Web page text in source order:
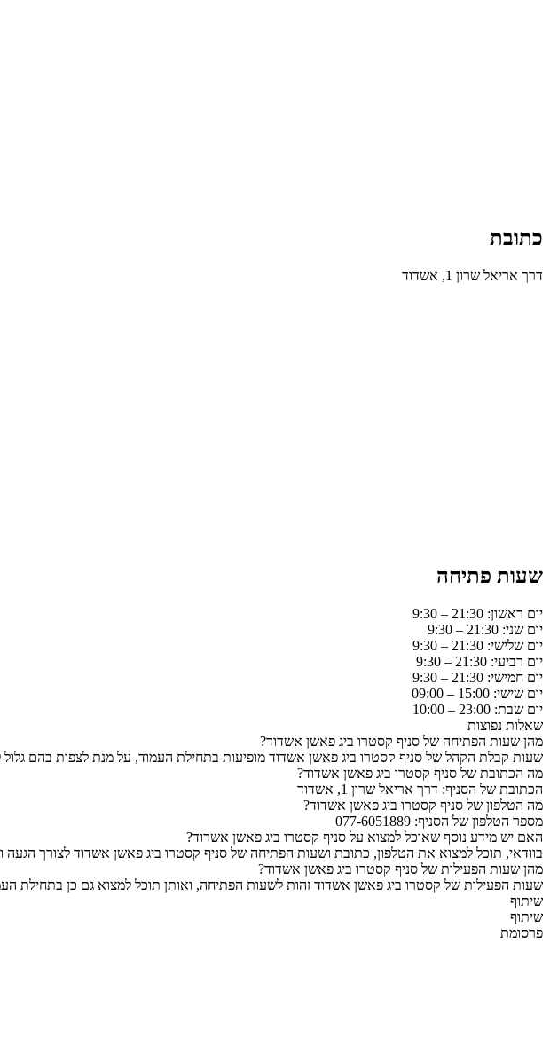
כתובת
דרך אריאל שרון 1, אשדוד
שעות פתיחה
יום ראשון: 21:30 – 9:30
יום שני: 21:30 – 9:30
יום שלישי: 21:30 – 9:30
יום רביעי: 21:30 – 9:30
יום חמישי: 21:30 – 9:30
יום שישי: 15:00 – 09:00
יום שבת: 23:00 – 10:00
שאלות נפוצות
מהן שעות הפתיחה של סניף קסטרו ביג פאשן אשדוד?
שעות קבלת הקהל של סניף קסטרו ביג פאשן אשדוד מופיעות בתחילת העמוד, על מנת לצפות בהם
מה הכתובת של סניף קסטרו ביג פאשן אשדוד?
הכתובת של הסניף: דרך אריאל שרון 1, אשדוד
מה הטלפון של סניף קסטרו ביג פאשן אשדוד?
מספר הטלפון של הסניף: 077-6051889
האם יש מידע נוסף שאוכל למצוא על סניף קסטרו ביג פאשן אשדוד?
בוודאי, תוכל למצוא את הטלפון, כתובת ושעות הפתיחה של סניף קסטרו ביג פאשן אשדוד לצורך הגעה
מהן שעות הפעילות של סניף קסטרו ביג פאשן אשדוד?
שעות הפעילות של קסטרו ביג פאשן אשדוד זהות לשעות הפתיחה, ואותן תוכל למצוא גם כן בתחילת
שיתוף
שיתוף
פרסומת